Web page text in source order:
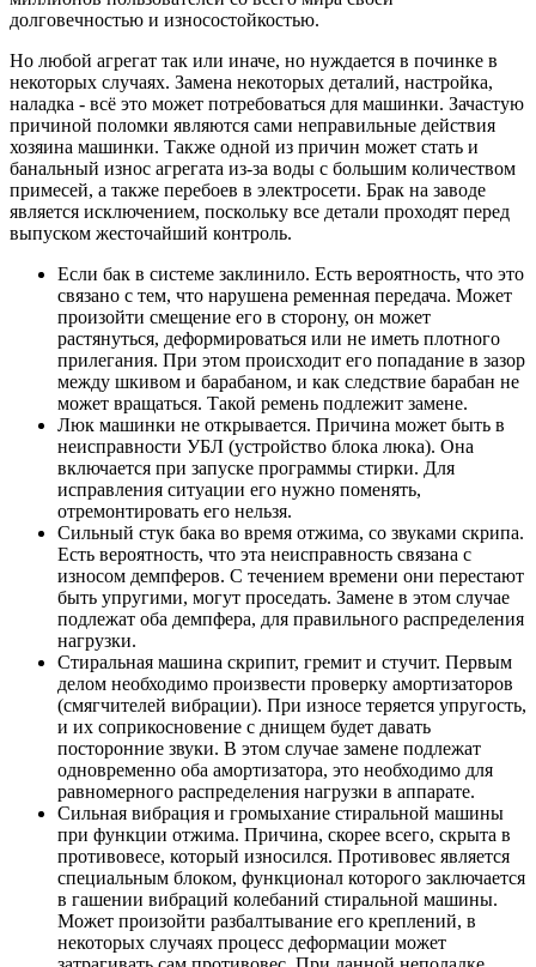
долговечностью и износостойкостью.
Но любой агрегат так или иначе, но нуждается в починке в
некоторых случаях. Замена некоторых деталий, настройка,
наладка - всё это может потребоваться для машинки. Зачастую
причиной поломки являются сами неправильные действия
хозяина машинки. Также одной из причин может стать и
банальный износ агрегата из-за воды с большим количеством
примесей, а также перебоев в электросети. Брак на заводе
является исключением, поскольку все детали проходят перед
выпуском жесточайший контроль.
Если бак в системе заклинило. Есть вероятность, что это
связано с тем, что нарушена ременная передача. Может
произойти смещение его в сторону, он может
растянуться, деформироваться или не иметь плотного
прилегания. При этом происходит его попадание в зазор
между шкивом и барабаном, и как следствие барабан не
может вращаться. Такой ремень подлежит замене.
Люк машинки не открывается. Причина может быть в
неисправности УБЛ (устройство блока люка). Она
включается при запуске программы стирки. Для
исправления ситуации его нужно поменять,
отремонтировать его нельзя.
Сильный стук бака во время отжима, со звуками скрипа.
Есть вероятность, что эта неисправность связана с
износом демпферов. С течением времени они перестают
быть упругими, могут проседать. Замене в этом случае
подлежат оба демпфера, для правильного распределения
нагрузки.
Стиральная машина скрипит, гремит и стучит. Первым
делом необходимо произвести проверку амортизаторов
(смягчителей вибрации). При износе теряется упругость,
и их соприкосновение с днищем будет давать
посторонние звуки. В этом случае замене подлежат
одновременно оба амортизатора, это необходимо для
равномерного распределения нагрузки в аппарате.
Сильная вибрация и громыхание стиральной машины
при функции отжима. Причина, скорее всего, скрыта в
противовесе, который износился. Противовес является
специальным блоком, функционал которого заключается
в гашении вибраций колебаний стиральной машины.
Может произойти разбалтывание его креплений, в
некоторых случаях процесс деформации может